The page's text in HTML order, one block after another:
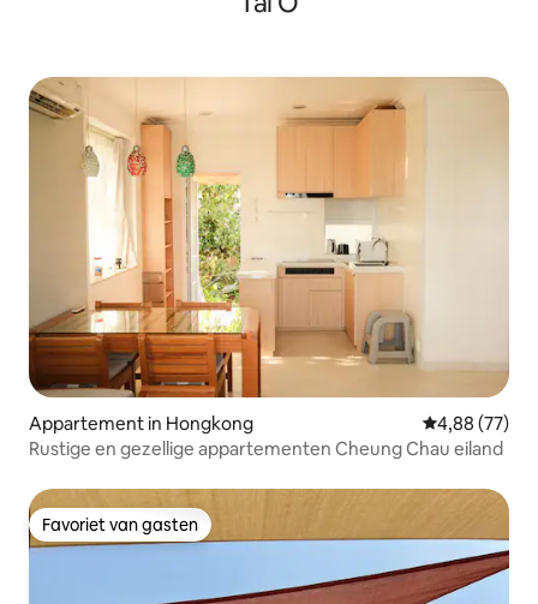
Appartement in Hongkong Gemiddelde
4,88 (77)
Rustige en gezellige appartementen Cheung Chau eiland
Favoriet van gasten
Favoriet van gasten